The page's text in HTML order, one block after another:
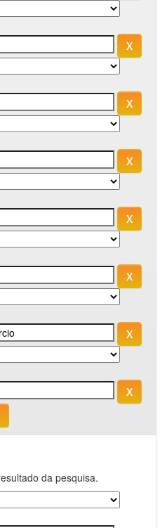
da pesquisa.